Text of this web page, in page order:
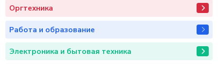
Оргтехника
Работа и образование
Электроника и бытовая техника